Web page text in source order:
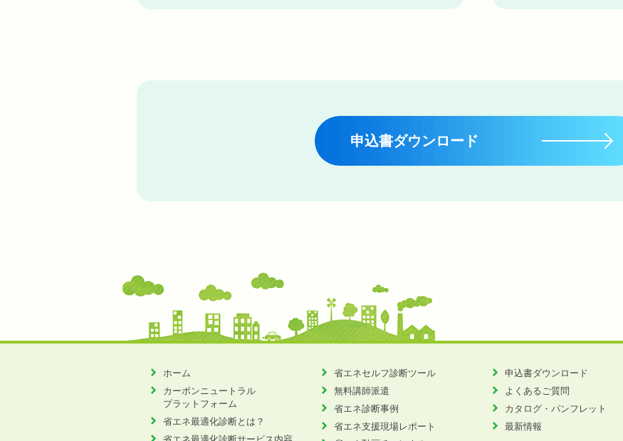
申込書ダウンロード
ホーム
カーボンニュートラル
プラットフォーム
省エネ最適化診断とは？
省エネセルフ診断ツール
無料講師派遣
省エネ診断事例
省エネ支援現場レポート
申込書ダウンロード
よくあるご質問
カタログ・パンフレット
最新情報